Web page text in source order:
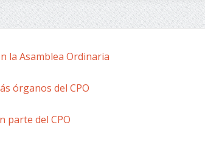
la Asamblea Ordinaria
órganos del CPO
parte del CPO